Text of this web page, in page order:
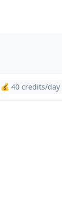
💰 40 credits/day